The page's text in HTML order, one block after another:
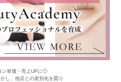
ン単価・売上UPに◎
し、他店との差別化を図り